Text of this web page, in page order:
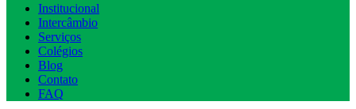
Institucional
Intercâmbio
Serviços
Colégios
Blog
Contato
FAQ